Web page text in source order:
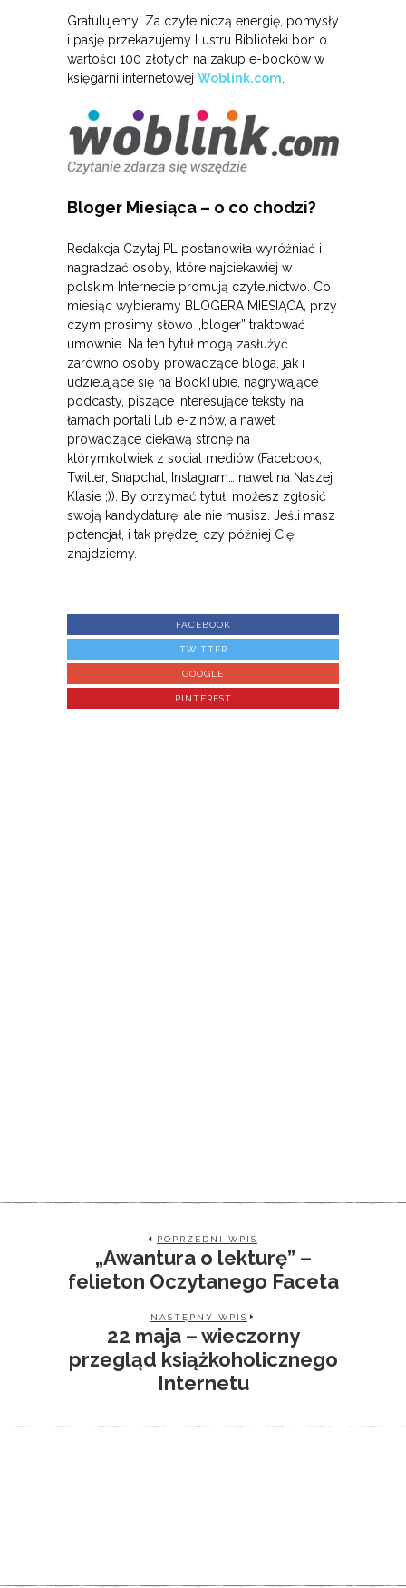
Gratulujemy! Za czytelniczą energię, pomysły
i pasję przekazujemy Lustru Biblioteki bon o
wartości 100 złotych na zakup e-booków w
księgarni internetowej Woblink.com
Bloger Miesiąca – o co chodzi?
Redakcja Czytaj PL postanowiła wyróżniać i
nagradzać osoby, które najciekawiej w
polskim Internecie promują czytelnictwo. Co
miesiąc wybieramy BLOGERA MIESIĄCA, przy
czym prosimy słowo „bloger” traktować
umownie. Na ten tytuł mogą zasłużyć
zarówno osoby prowadzące bloga, jak i
udzielające się na BookTubie, nagrywające
podcasty, piszące interesujące teksty na
łamach portali lub e-zinów, a nawet
prowadzące ciekawą stronę na
którymkolwiek z social mediów (Facebook,
Twitter, Snapchat, Instagram… nawet na Naszej
Klasie ;)). By otrzymać tytuł, możesz zgłosić
swoją kandydaturę, ale nie musisz. Jeśli masz
potencjał, i tak prędzej czy później Cię
znajdziemy.
FACEBOOK
TWITTER
GOOGLE
PINTEREST
POPRZEDNI WPIS
„Awantura o lekturę” –
felieton Oczytanego Faceta
NASTĘPNY WPIS
22 maja – wieczorny
przegląd książkoholicznego
Internetu